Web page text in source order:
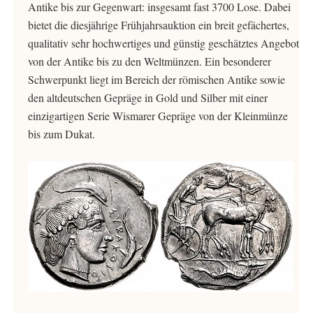
Antike bis zur Gegenwart: insgesamt fast 3700 Lose. Dabei
bietet die diesjährige Frühjahrsauktion ein breit gefächertes,
qualitativ sehr hochwertiges und günstig geschätztes Angebot
von der Antike bis zu den Weltmünzen. Ein besonderer
Schwerpunkt liegt im Bereich der römischen Antike sowie
den altdeutschen Gepräge in Gold und Silber mit einer
einzigartigen Serie Wismarer Gepräge von der Kleinmünze
bis zum Dukat.